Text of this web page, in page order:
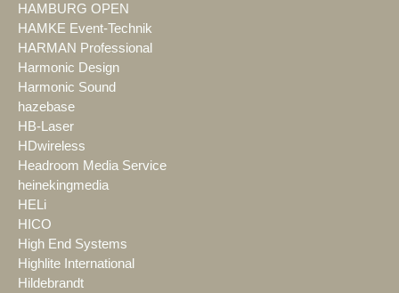
HAMBURG OPEN
HAMKE Event-Technik
HARMAN Professional
Harmonic Design
Harmonic Sound
hazebase
HB-Laser
HDwireless
Headroom Media Service
heinekingmedia
HELi
HICO
High End Systems
Highlite International
Hildebrandt